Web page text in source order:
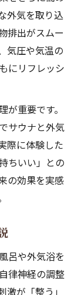
外気を取り込
排出がスムー
気圧や気温の
にリフレッシ
重要です。
サウナと外気
際に体験した
ちいい」との
の効果を実感
呂や外気浴を
律神経の調整
が「整う」